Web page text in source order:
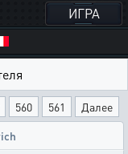
ИГРА
560 561
Далее